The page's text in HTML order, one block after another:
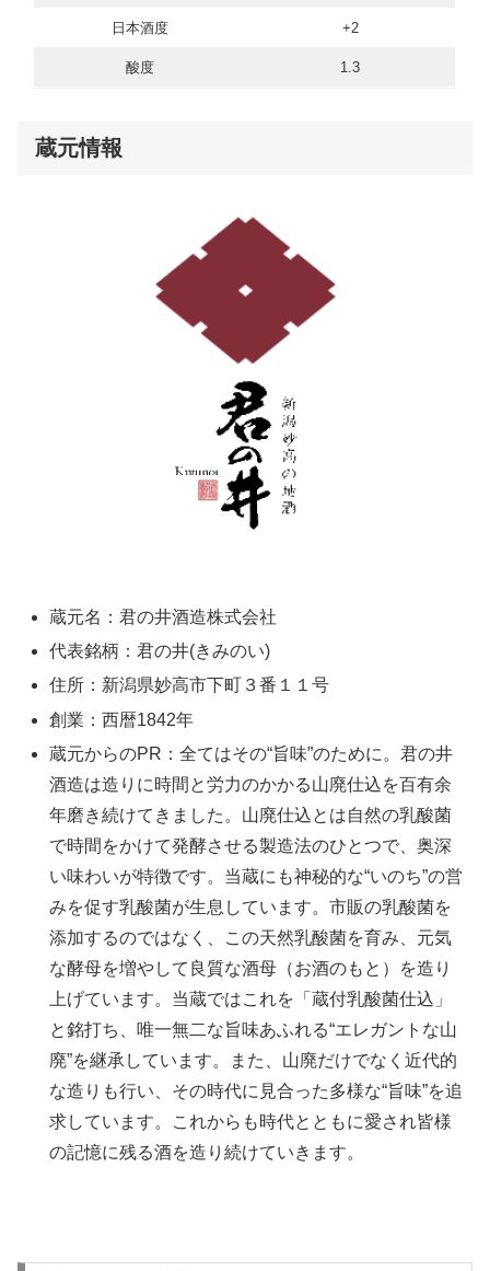
日本酒度 +2
酸度 1.3
蔵元情報
蔵元名：君の井酒造株式会社
代表銘柄：君の井(きみのい)
住所：新潟県妙高市下町３番１１号
創業：西暦1842年
蔵元からのPR：全てはその“旨味”のために。君の井
酒造は造りに時間と労力のかかる山廃仕込を百有余
年磨き続けてきました。山廃仕込とは自然の乳酸菌
で時間をかけて発酵させる製造法のひとつで、奥深
い味わいが特徴です。当蔵にも神秘的な“いのち”の営
みを促す乳酸菌が生息しています。市販の乳酸菌を
添加するのではなく、この天然乳酸菌を育み、元気
な酵母を増やして良質な酒母（お酒のもと）を造り
上げています。当蔵ではこれを「蔵付乳酸菌仕込」
と銘打ち、唯一無二な旨味あふれる“エレガントな山
廃”を継承しています。また、山廃だけでなく近代的
な造りも行い、その時代に見合った多様な“旨味”を追
求しています。これからも時代とともに愛され皆様
の記憶に残る酒を造り続けていきます。